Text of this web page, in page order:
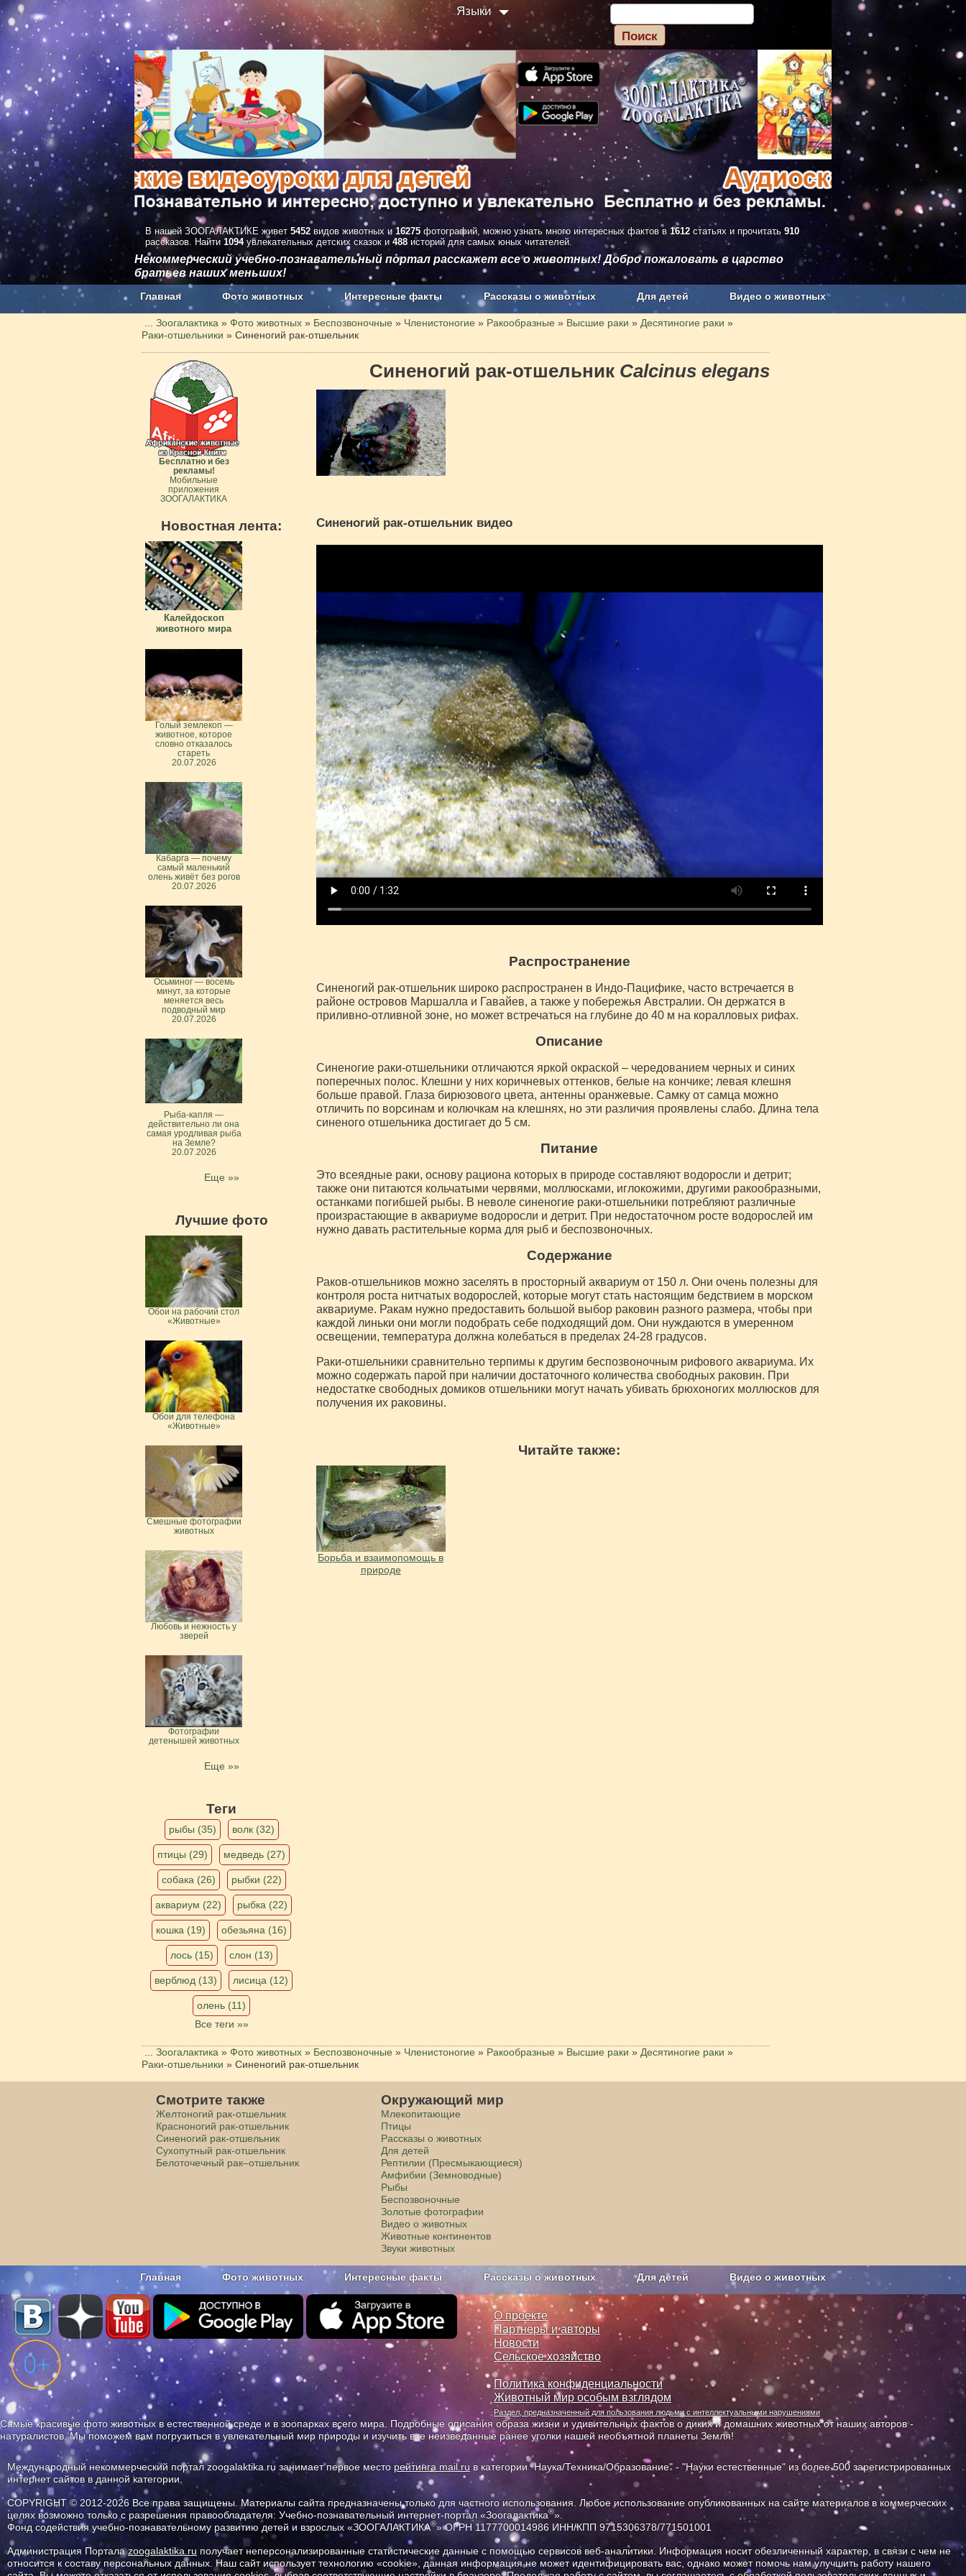
Языки
В нашей ЗООГАЛАКТИКЕ живет 5452 видов животных и 16275 фотографий, можно узнать много интересных фактов в 1612 статьях и прочитать 910
рассказов. Найти 1094увлекательных детских сказок и 488 историй для самых юных читателей.
Некоммерческий учебно-познавательный портал расскажет все о животных! Добро пожаловать в царство
братьев наших меньших!
Главная Фото животных Интересные факты Рассказы о животных Для детей Видео о животных
Наши приложения. Бесплатно и без рекламы О проекте Сельское хозяйство
Зоогалактика » Фото животных » Беспозвоночные » Членистоногие » Ракообразные » Высшие раки » Десятиногие раки »
Раки-отшельники » Синеногий рак-отшельник
Синеногий рак-отшельник Calcinus elegans
Синеногий рак-отшельник видео
Распространение
Синеногий рак-отшельник широко распространен в Индо-Пацифике, часто встречается в
районе островов Маршалла и Гавайев, а также у побережья Австралии. Он держатся в
приливно-отливной зоне, но может встречаться на глубине до 40 м на коралловых рифах.
Описание
Синеногие раки-отшельники отличаются яркой окраской – чередованием черных и синих
поперечных полос. Клешни у них коричневых оттенков, белые на кончике; левая клешня
больше правой. Глаза бирюзового цвета, антенны оранжевые. Самку от самца можно
отличить по ворсинам и колючкам на клешнях, но эти различия проявлены слабо. Длина тела
синеного отшельника достигает до 5 см.
Питание
Это всеядные раки, основу рациона которых в природе составляют водоросли и детрит;
также они питаются кольчатыми червями, моллюсками, иглокожими, другими ракообразными,
останками погибшей рыбы. В неволе синеногие раки-отшельники потребляют различные
произрастающие в аквариуме водоросли и детрит. При недостаточном росте водорослей им
нужно давать растительные корма для рыб и беспозвоночных.
Содержание
Раков-отшельников можно заселять в просторный аквариум от 150 л. Они очень полезны для
контроля роста нитчатых водорослей, которые могут стать настоящим бедствием в морском
аквариуме. Ракам нужно предоставить большой выбор раковин разного размера, чтобы при
каждой линьки они могли подобрать себе подходящий дом. Они нуждаются в умеренном
освещении, температура должна колебаться в пределах 24-28 градусов.
Раки-отшельники сравнительно терпимы к другим беспозвоночным рифового аквариума. Их
можно содержать парой при наличии достаточного количества свободных раковин. При
недостатке свободных домиков отшельники могут начать убивать брюхоногих моллюсков для
получения их раковины.
Читайте также:
Борьба и взаимопомощь в
природе
Бесплатно и без
рекламы!
Мобильные
приложения
ЗООГАЛАКТИКА
Новостная лента:
Калейдоскоп
животного мира
Голый землекоп —
животное, которое
словно отказалось
стареть
20.07.2026
Кабарга — почему
самый маленький
олень живёт без рогов
20.07.2026
Осьминог — восемь
минут, за которые
меняется весь
подводный мир
20.07.2026
Рыба-капля —
действительно ли она
самая уродливая рыба
на Земле?
20.07.2026
Еще »»
Лучшие фото
Обои на рабочий стол
«Животные»
Обои для телефона
«Животные»
Смешные фотографии
животных
Любовь и нежность у
зверей
Фотографии
детенышей животных
Еще »»
Теги
рыбы (35) волк (32)
птицы (29) медведь (27)
собака (26) рыбки (22)
аквариум (22) рыбка (22)
кошка (19) обезьяна (16)
лось (15) слон (13)
верблюд (13) лисица (12)
олень (11)
Все теги »»
Зоогалактика » Фото животных » Беспозвоночные » Членистоногие » Ракообразные » Высшие раки » Десятиногие раки »
Раки-отшельники » Синеногий рак-отшельник
Смотрите также
Желтоногий рак-отшельник
Красноногий рак-отшельник
Синеногий рак-отшельник
Сухопутный рак-отшельник
Белоточечный рак–отшельник
Окружающий мир
Млекопитающие
Птицы
Рассказы о животных
Для детей
Рептилии (Пресмыкающиеся)
Амфибии (Земноводные)
Рыбы
Беспозвоночные
Золотые фотографии
Видео о животных
Животные континентов
Звуки животных
Главная Фото животных Интересные факты Рассказы о животных Для детей Видео о животных
Наши приложения. Бесплатно и без рекламы О проекте Сельское хозяйство
О проекте
Партнеры и авторы
Новости
Сельское хозяйство
Политика конфиденциальности
Животный мир особым взглядом
Раздел, предназначенный для пользования людьми с интеллектуальными нарушениями
Самые красивые фото животных в естественной среде и в зоопарках всего мира. Подробные описания образа жизни и удивительных фактов о диких и домашних животных от наших авторов -
натуралистов. Мы поможем вам погрузиться в увлекательный мир природы и изучить все неизведанные ранее уголки нашей необъятной планеты Земля!
Международный некоммерческий портал zoogalaktika.ru занимает первое место рейтинга mail.ru в категории "Наука/Техника/Образование" - "Науки естественные" из более 500 зарегистрированных
интернет сайтов в данной категории.
COPYRIGHT © 2012-2026 Все права защищены. Материалы сайта предназначены только для частного использования. Любое использование опубликованных на сайте материалов в коммерческих
целях возможно только с разрешения правообладателя: Учебно-познавательный интернет-портал «Зоогалактика®».
Фонд содействия учебно-познавательному развитию детей и взрослых «ЗООГАЛАКТИКА®» ОГРН 1177700014986 ИНН/КПП 9715306378/771501001
Администрация Порталаzoogalaktika.ru получает неперсонализированные статистические данные с помощью сервисов веб-аналитики. Информация носит обезличенный характер, в связи с чем не
относится к составу персональных данных. Наш сайт использует технологию «cookie», данная информация не может идентифицировать вас, однако может помочь нам улучшить работу нашего